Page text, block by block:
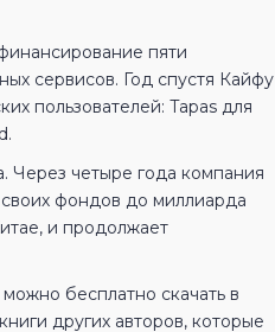
пяти
сервисов. Год спустя Кайфу
пользователей: Tapas для
Через четыре года компания
фондов до миллиарда
и продолжает
бесплатно скачать в
других авторов, которые